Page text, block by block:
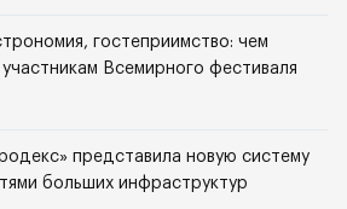
гостеприимство: чем
Всемирного фестиваля
представила новую систему
больших инфраструктур